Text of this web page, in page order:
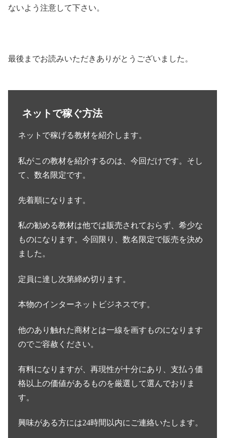
ないよう注意して下さい。
最後までお読みいただきありがとうございました。
ネットで稼ぐ方法
ネットで稼げる教材を紹介します。
私がこの教材を紹介するのは、今回だけです。そし
て、数名限定です。
先着順になります。
私の勧める教材は他では販売されておらず、希少な
ものになります。今回限り、数名限定で販売を決め
ました。
定員に達し次第締め切ります。
本物のインターネットビジネスです。
他のあり触れた商材とは一線を画すものになります
のでご容赦ください。
有料になりますが、再現性が十分にあり、支払う価
格以上の価値があるものを厳選して選んでおりま
す。
興味がある方には24時間以内にご連絡いたします。